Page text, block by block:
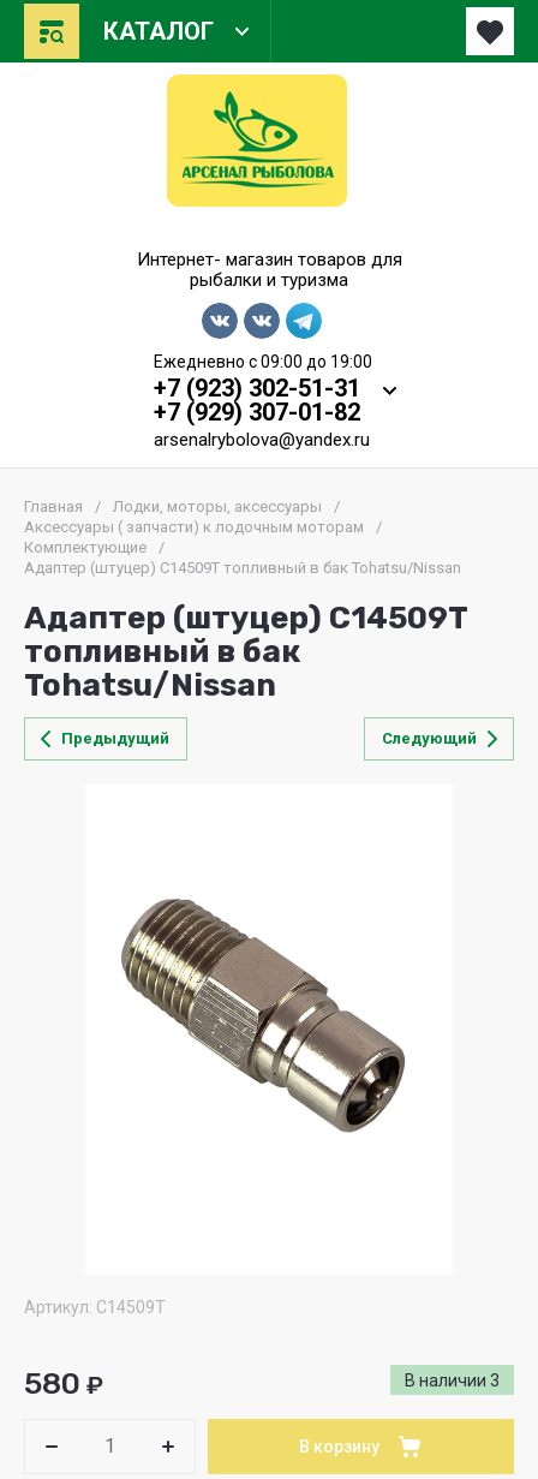
КАТАЛОГ
Интернет- магазин товаров для
рыбалки и туризма
Ежедневно с 09:00 до 19:00
+7 (923) 302-51-31
+7 (929) 307-01-82
arsenalrybolova@yandex.ru
Главная / Лодки, моторы, аксессуары
/
Аксессуары ( запчасти) к лодочным моторам
/
Комплектующие
/
Адаптер (штуцер) C14509T топливный в бак Tohatsu/Nissan
Адаптер (штуцер) C14509T
топливный в бак
Tohatsu/Nissan
Предыдущий Следующий
Артикул: С14509Т
В наличии 3
580 ₽
В корзину